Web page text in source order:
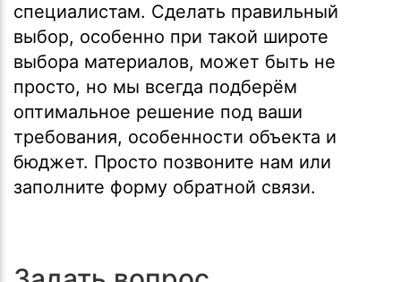
специалистам. Сделать правильный
выбор, особенно при такой широте
выбора материалов, может быть не
просто, но мы всегда подберём
оптимальное решение под ваши
требования, особенности объекта и
бюджет. Просто позвоните нам или
заполните форму обратной связи.